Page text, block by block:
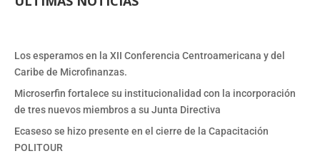
Los esperamos en la XII Conferencia Centroamericana y del
Caribe de Microfinanzas.
Microserfin fortalece su institucionalidad con la incorporación
de tres nuevos miembros a su Junta Directiva
Ecaseso se hizo presente en el cierre de la Capacitación
POLITOUR